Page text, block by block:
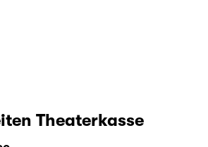
Theaterkasse